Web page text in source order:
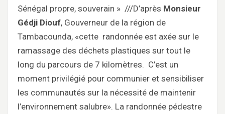
Sénégal propre, souverain » ///D’après Monsieur
Gédji Diouf, Gouverneur de la région de
Tambacounda, «cette randonnée est axée sur le
ramassage des déchets plastiques sur tout le
long du parcours de 7 kilomètres. C’est un
moment privilégié pour communier et sensibiliser
les communautés sur la nécessité de maintenir
l’environnement salubre». La randonnée pédestre